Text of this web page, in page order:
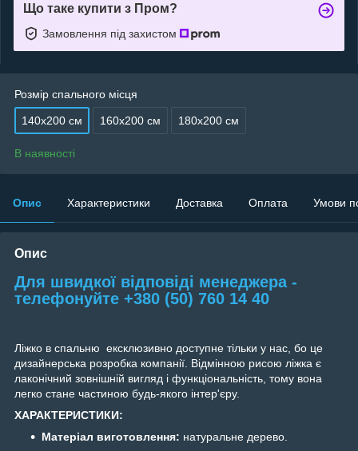
Що таке купити з Пром?
Замовлення під захистом
Розмір спального місця
140х200 см 160х200 см 180х200 см
В наявності
Опис Характеристики Доставка Оплата Умови
Опис
Для швидкої відповіді менеджера -
телефонуйте +380 (50) 760 14 40
Ліжко в спальню ексклюзивно доступне тільки у нас, бо це
дизайнерська розробка компанії. Відмінною рисою ліжка є
лаконічний зовнішній вигляд і функціональність, тому вона
легко стане частиною будь-якого інтер'єру.
ХАРАКТЕРИСТИКИ:
Матеріал виготовлення: натуральне дерево.